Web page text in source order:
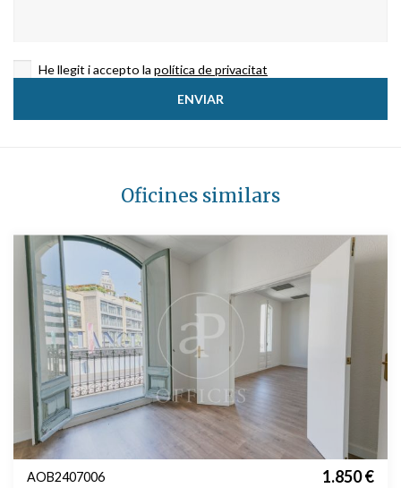
He llegit i accepto la política de privacitat
Oficines similars
AOB2407006 1.850 €